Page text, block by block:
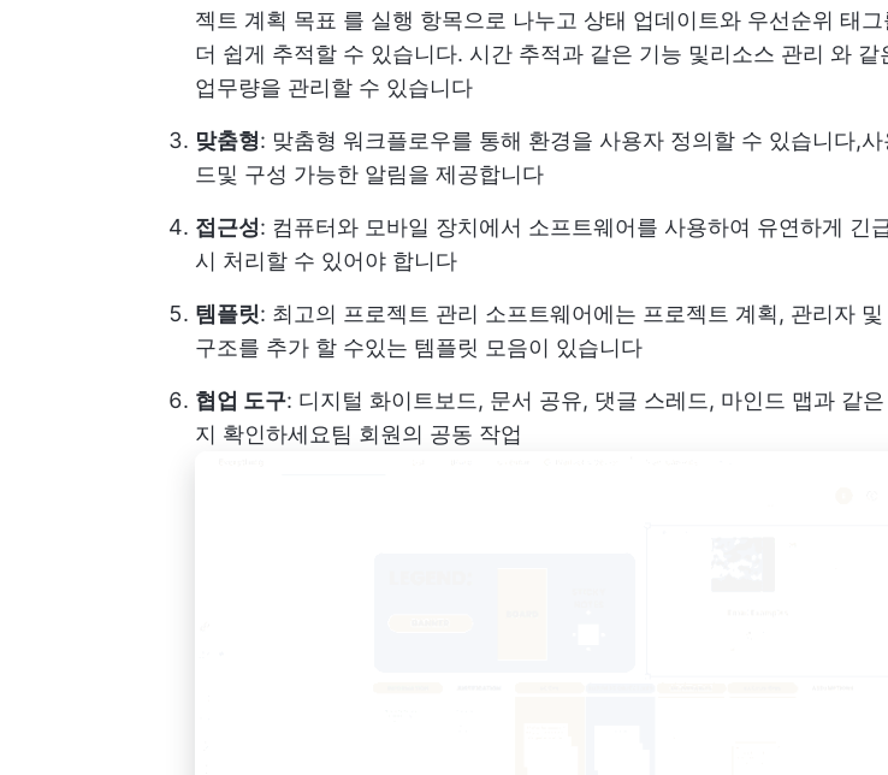
젝트 계획 목표 를 실행 항목으로 나누고 상태 업데이트와 우선순위 태그
더 쉽게 추적할 수 있습니다. 시간 추적과 같은 기능 및리소스 관리 와 같
업무량을 관리할 수 있습니다
맞춤형: 맞춤형 워크플로우를 통해 환경을 사용자 정의할 수 있습니다,
드 및 구성 가능한 알림을 제공합니다
접근성: 컴퓨터와 모바일 장치에서 소프트웨어를 사용하여 유연하게 긴
시 처리할 수 있어야 합니다
템플릿: 최고의 프로젝트 관리 소프트웨어에는 프로젝트 계획, 관리자
구조를 추가 할 수있는 템플릿 모음이 있습니다
협업 도구: 디지털 화이트보드, 문서 공유, 댓글 스레드, 마인드 맵과 같
지 확인하세요 팀 회원의 공동 작업